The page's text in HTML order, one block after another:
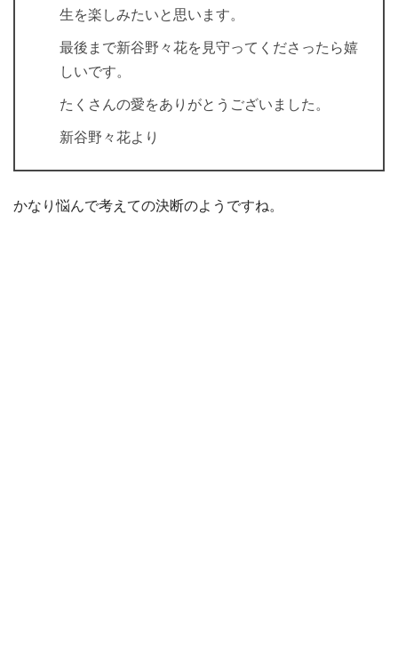
生を楽しみたいと思います。
最後まで新谷野々花を見守ってくださったら嬉
しいです。
たくさんの愛をありがとうございました。
新谷野々花より
かなり悩んで考えての決断のようですね。